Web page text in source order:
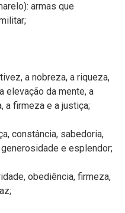
armas que
a nobreza, a riqueza,
elevação da mente, a
a firmeza e a justiça;
constância, sabedoria,
e esplendor;
obediência, firmeza,